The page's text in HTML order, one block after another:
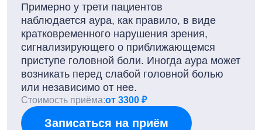
Примерно у трети пациентов
наблюдается аура, как правило, в виде
кратковременного нарушения зрения,
сигнализирующего о приближающемся
приступе головной боли. Иногда аура может
возникать перед слабой головной болью
или независимо от нее.
Стоимость приёма:от 3300 ₽
Записаться на приём